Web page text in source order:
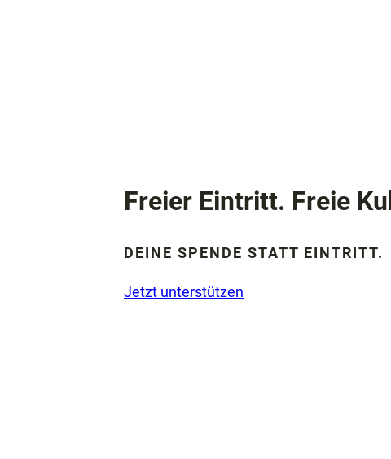
Freier Eintritt. Freie
DEINE SPENDE STATT EINTRITT.
Jetzt unterstützen